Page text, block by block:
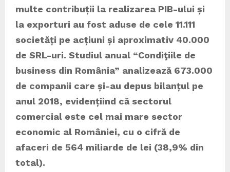
multe contribuții la realizarea PIB-ului și
la exporturi au fost aduse de cele 11.111
societăți pe acțiuni și aproximativ 40.000
de SRL-uri. Studiul anual “Condiţiile de
business din România” analizează 673.000
de companii care și-au depus bilanțul pe
anul 2018, evidențiind că sectorul
comercial este cel mai mare sector
economic al României, cu o cifră de
afaceri de 564 miliarde de lei (38,9% din
total).